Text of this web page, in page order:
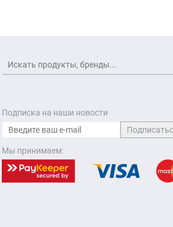
Подписка на наши новости
Мы принимаем: